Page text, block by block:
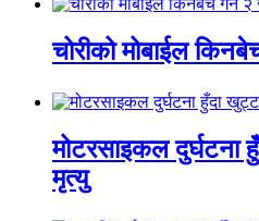
चोरीको मोबाईल
मोटरसाइकल दुर्घटना
मृत्यु